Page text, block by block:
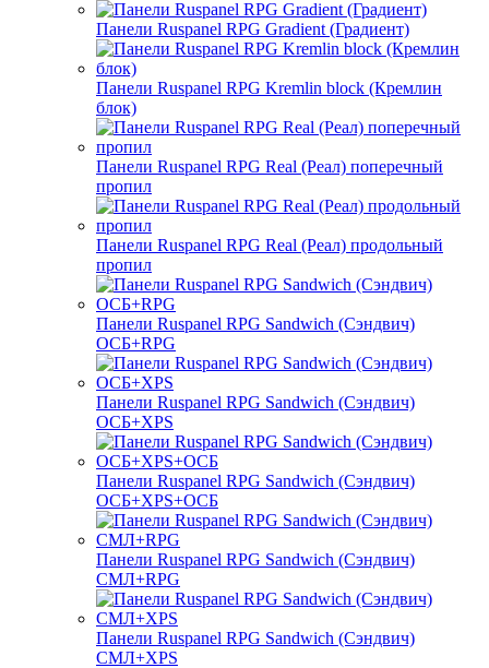
Панели Ruspanel RPG Gradient (Градиент)
Панели Ruspanel RPG Kremlin block (Кремлин
блок)
Панели Ruspanel RPG Real (Реал) поперечный
пропил
Панели Ruspanel RPG Real (Реал) продольный
пропил
Панели Ruspanel RPG Sandwich (Сэндвич)
ОСБ+RPG
Панели Ruspanel RPG Sandwich (Сэндвич)
ОСБ+XPS
Панели Ruspanel RPG Sandwich (Сэндвич)
ОСБ+XPS+ОСБ
Панели Ruspanel RPG Sandwich (Сэндвич)
СМЛ+RPG
Панели Ruspanel RPG Sandwich (Сэндвич)
СМЛ+XPS